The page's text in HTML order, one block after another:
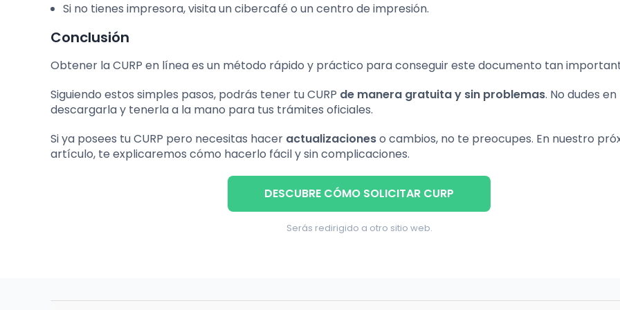
Si no tienes impresora, visita un cibercafé o un centro de impresión.
Conclusión
Obtener la CURP en línea es un método rápido y práctico para conseguir este documento tan
Siguiendo estos simples pasos, podrás tener tu CURP de manera gratuita y sin problemas. No dudes en
descargarla y tenerla a la mano para tus trámites oficiales.
Si ya posees tu CURP pero necesitas hacer actualizacioneso cambios, no te preocupes. En nuestro
artículo, te explicaremos cómo hacerlo fácil y sin complicaciones.
DESCUBRE CÓMO SOLICITAR CURP
Serás redirigido a otro sitio web.